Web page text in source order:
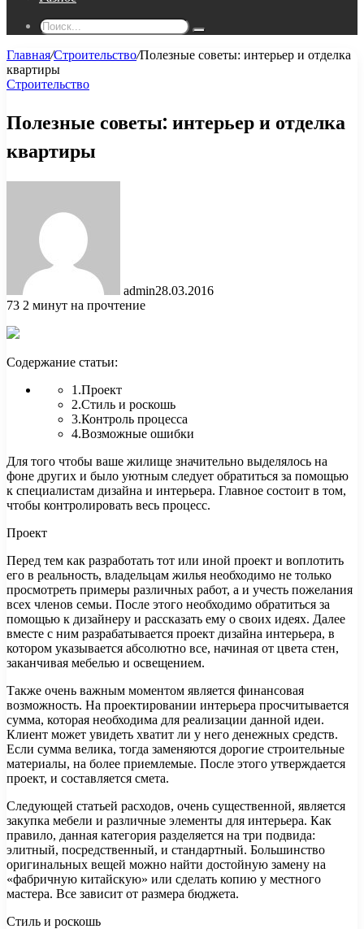
Поиск...
Главная/Строительство/Полезные советы: интерьер и отделка
квартиры
Строительство
Полезные советы: интерьер и отделка
квартиры
admin28.03.2016
73 2 минут на прочтение
Содержание статьи:
1.Проект
2.Стиль и роскошь
3.Контроль процесса
4.Возможные ошибки
Для того чтобы ваше жилище значительно выделялось на
фоне других и было уютным следует обратиться за помощью
к специалистам дизайна и интерьера. Главное состоит в том,
чтобы контролировать весь процесс.
Проект
Перед тем как разработать тот или иной проект и воплотить
его в реальность, владельцам жилья необходимо не только
просмотреть примеры различных работ, а и учесть пожелания
всех членов семьи. После этого необходимо обратиться за
помощью к дизайнеру и рассказать ему о своих идеях. Далее
вместе с ним разрабатывается проект дизайна интерьера, в
котором указывается абсолютно все, начиная от цвета стен,
заканчивая мебелью и освещением.
Также очень важным моментом является финансовая
возможность. На проектировании интерьера просчитывается
сумма, которая необходима для реализации данной идеи.
Клиент может увидеть хватит ли у него денежных средств.
Если сумма велика, тогда заменяются дорогие строительные
материалы, на более приемлемые. После этого утверждается
проект, и составляется смета.
Следующей статьей расходов, очень существенной, является
закупка мебели и различные элементы для интерьера. Как
правило, данная категория разделяется на три подвида:
элитный, посредственный, и стандартный. Большинство
оригинальных вещей можно найти достойную замену на
«фабричную китайскую» или сделать копию у местного
мастера. Все зависит от размера бюджета.
Стиль и роскошь